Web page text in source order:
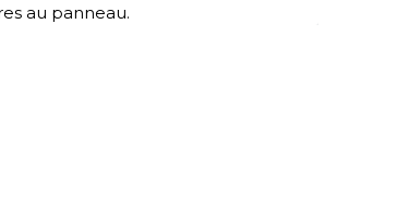
au panneau.